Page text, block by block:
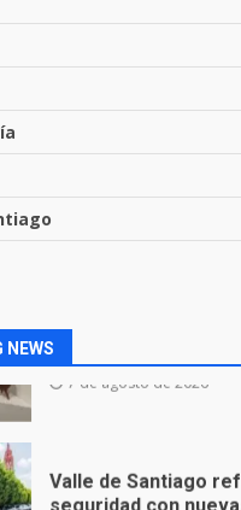
NEWS
8 de agosto de 2026
Incendio en taller
7 de agosto de 2026
7 de agosto de 2026